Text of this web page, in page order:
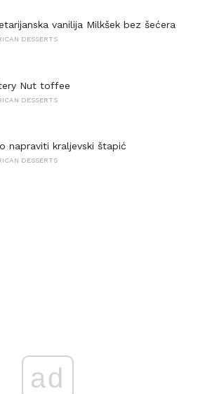
vanilija Milkšek bez šećera
DESSERTS
Nut toffee
DESSERTS
napraviti kraljevski štapić
DESSERTS
ad